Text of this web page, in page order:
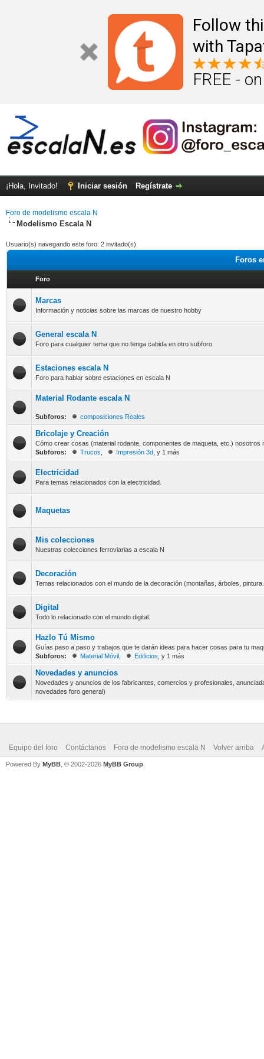
Follow
with
FREE -
¡Hola, Invitado! Iniciar sesión Regístrate
Foro de modelismo escala N
Modelismo Escala N
Usuario(s) navegando este foro: 2 invitado(s)
Foros
Foro
Marcas
Información y noticias sobre las marcas de nuestro hobby
General escala N
Foro para cualquier tema que no tenga cabida en otro subforo
Estaciones escala N
Foro para hablar sobre estaciones en escala N
Material Rodante escala N
Subforos: composiciones Reales
Bricolaje y Creación
Cómo crear cosas (material rodante, componentes de maqueta, etc.) nosotros
Subforos:
Trucos Impresión 3d , y 1 más
Electricidad
Para temas relacionados con la electricidad.
Maquetas
Mis colecciones
Nuestras colecciones ferroviarias a escala N
Decoración
Temas relacionados con el mundo de la decoración (montañas, árboles,
Digital
Todo lo relacionado con el mundo digital.
Hazlo Tú Mismo
Guías paso a paso y trabajos que te darán ideas para hacer cosas para tu
Subforos:
Material Móvil Edificios , y 1 más
Novedades y anuncios
Novedades y anuncios de los fabricantes, comercios y profesionales,
novedades foro general)
Equipo del foro Contáctanos Foro de modelismo escala N Volver arriba
Powered By MyBB , © 2002-2026 MyBB Group